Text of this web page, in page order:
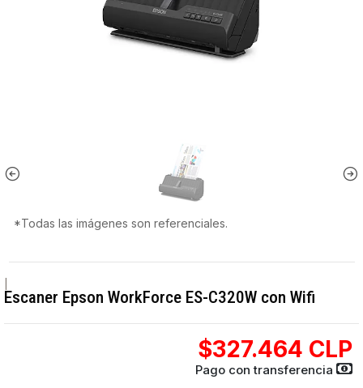
*Todas las imágenes son referenciales.
Escaner Epson WorkForce ES-C320W con Wifi
$327.464 CLP
Pago con transferencia